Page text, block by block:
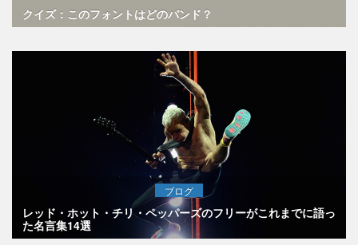
クイズ：このフォントはどのバンド？
ブログ
レッド・ホット・チリ・ペッパーズのフリーがこれまでに語っ
た名言集14選